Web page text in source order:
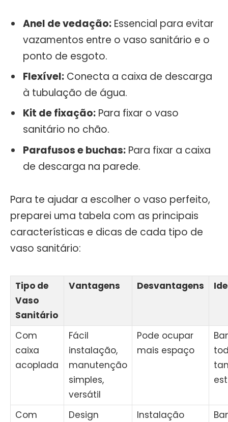
Anel de vedação: Essencial para evitar
vazamentos entre o vaso sanitário e o
ponto de esgoto.
Flexível: Conecta a caixa de descarga
à tubulação de água.
Kit de fixação: Para fixar o vaso
sanitário no chão.
Parafusos e buchas: Para fixar a caixa
de descarga na parede.
Para te ajudar a escolher o vaso perfeito,
preparei uma tabela com as principais
características e dicas de cada tipo de
vaso sanitário:
Tipo de
Vaso
Sanitário
Vantagens Desvantagens
Com
caixa
acoplada
Fácil
instalação,
manutenção
simples,
versátil
Pode ocupar
mais espaço
Com
Design
Instalação